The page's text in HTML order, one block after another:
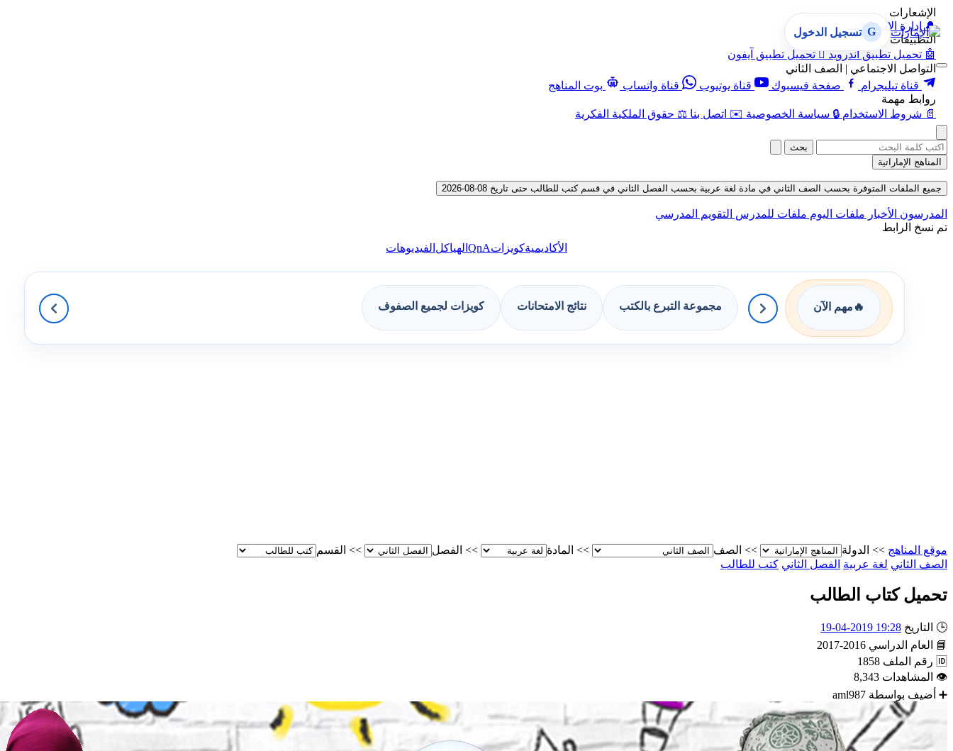
الإشعارات
🔔 إدارة الإشعارات
التطبيقات
🤖 تحميل تطبيق أندرويد  تحميل تطبيق آيفون
التواصل الاجتماعي | الصف الثاني
قناة تيليجرام
صفحة فيسبوك قناة يوتيوب قناة واتساب
بوت المناهج
روابط مهمة
📄 شروط الاستخدام 🔒 سياسة الخصوصية ✉️ اتصل بنا ⚖️ حقوق الملكية الفكرية
G تسجيل الدخول
بحث
المناهج الإماراتية
جميع الملفات المتوفرة بحسب الصف الثاني في مادة لغة عربية بحسب الفصل الثاني في قسم كتب للطالب حتى تاريخ 08-08-2026
المدرسون الأخبار ملفات اليوم ملفات للمدرس التقويم المدرسي
تم نسخ الرابط
الأكاديميةكويزاتQnA الهياكل الفيديوهات
🔥 مهم الآن مجموعة التبرع بالكتب نتائج الامتحانات كويزات لجميع الصفوف
موقع المناهج >> الدولة >> الصف >> المادة >> الفصل >> القسم
الصف الثاني لغة عربية الفصل الثاني كتب للطالب
تحميل كتاب الطالب
🕒 التاريخ 19:28 2019-04-19
📘
العام الدراسي 2016-2017
🆔 رقم الملف 1858
👁 المشاهدات 8,343
➕ أضيف بواسطة aml987